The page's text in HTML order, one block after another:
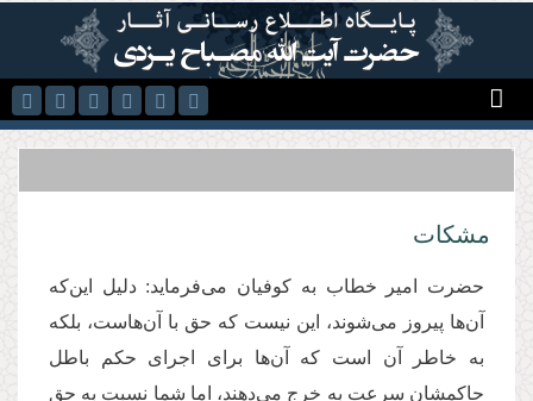
رفتن به محتوای اصلی
مشکات
حضرت امیر خطاب به کوفیان می‌فرماید: دلیل این‌که
آن‌ها پیروز می‌شوند، این نیست که حق با آن‌هاست، بلکه
به خاطر آن است که آن‌ها برای اجرای حکم باطل
حاکمشان سرعت به خرج می‌دهند، اما شما نسبت به حق